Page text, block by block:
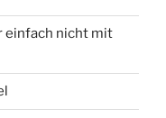
einfach nicht mit